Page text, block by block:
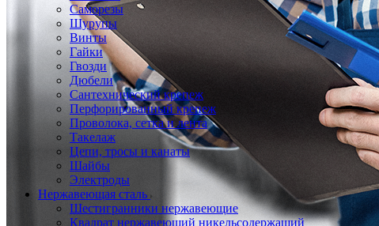
Саморезы
Шурупы
Винты
Гайки
Гвозди
Дюбели
Сантехнический крепеж
Перфорированный крепеж
Проволока, сетка и лента
Такелаж
Цепи, тросы и канаты
Шайбы
Электроды
Нержавеющая сталь
Шестигранники нержавеющие
Квадрат нержавеющий никельсодержащий